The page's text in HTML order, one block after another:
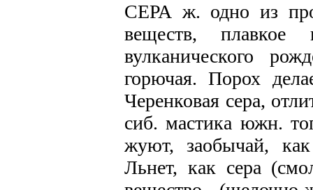
СЕРА ж. одно из
веществ, плавкое
вулканического
горючая. Порох
Черенковая сера,
сиб. мастика южн.
жуют, заобычай,
Льнет, как сера